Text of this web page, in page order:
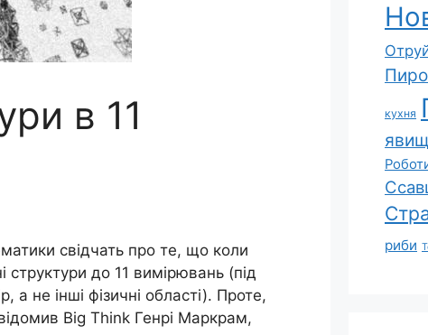
в 11
свідчать про те, що коли
до 11 вимірювань (під
а не інші фізичні області). Проте,
Big Think Генрі Маркрам,
кухня
риби